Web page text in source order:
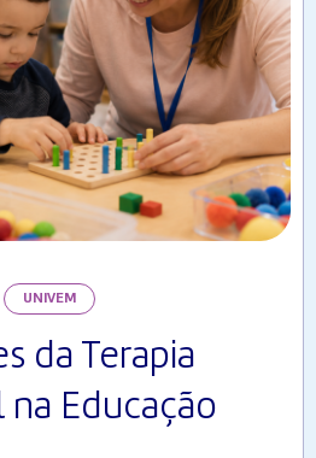
UNIVEM
da Terapia
na Educação